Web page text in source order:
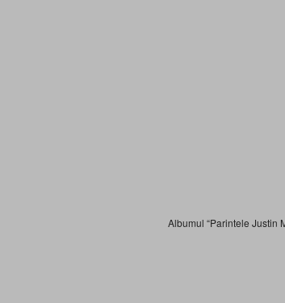
Albumul “Parintele Justin